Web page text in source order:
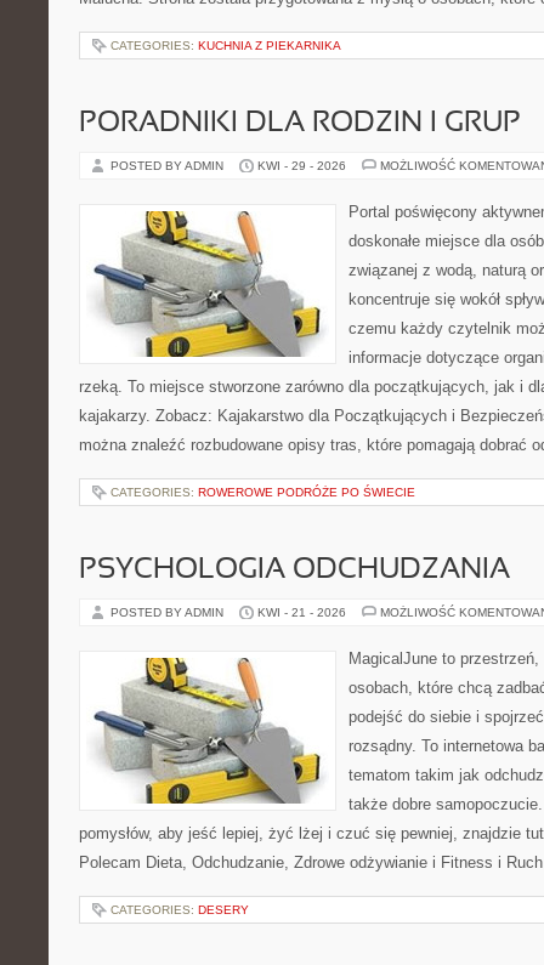
CATEGORIES: KUCHNIA Z PIEKARNIKA
PORADNIKI DLA RODZIN I GRUP
POSTED BY ADMIN KWI - 29 - 2026 MOŻLIWOŚĆ
Portal poświęcony
doskonałe miejsce dla
związanej z wodą, naturą
koncentruje się wokół
czemu każdy czytelnik
informacje dotyczące
rzeką. To miejsce stworzone zarówno dla początkujących, jak i
kajakarzy. Zobacz: Kajakarstwo dla Początkujących i
można znaleźć rozbudowane opisy tras, które pomagają dobrać
CATEGORIES: ROWEROWE PODRÓŻE PO ŚWIECIE
PSYCHOLOGIA ODCHUDZANIA
POSTED BY ADMIN KWI - 21 - 2026 MOŻLIWOŚĆ
MagicalJune to
osobach, które chcą
podejść do siebie i
rozsądny. To internetowa
tematom takim jak
także dobre
pomysłów, aby jeść lepiej, żyć lżej i czuć się pewniej, znajdzie
Polecam Dieta, Odchudzanie, Zdrowe odżywianie i Fitness i
CATEGORIES: DESERY